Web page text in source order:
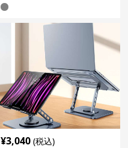
¥3,040 (税込)